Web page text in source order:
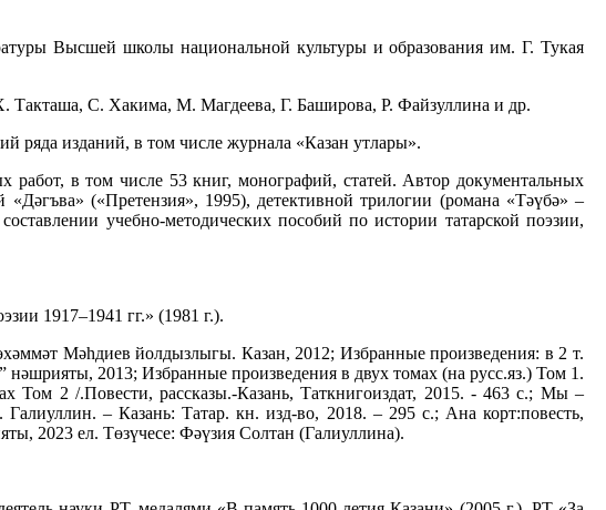
Высшей школы национальной культуры и образования им. Г. Тукая
Такташа, С. Хакима, М. Магдеева, Г. Баширова, Р. Файзуллина и др.
ряда изданий, в том числе журнала «Казан утлары».
работ, в том числе 53 книг, монографий, статей. Автор документальных
(«Претензия», 1995), детективной трилогии (романа «Тәүбә» –
учебно-методических пособий по истории татарской поэзии,
1917–1941 гг.» (1981 г.).
Мәһдиев йолдызлыгы. Казан, 2012; Избранные произведения: в 2 т.
2013; Избранные произведения в двух томах (на русс.яз.) Том 1.
Том 2 /.Повести, рассказы.-Казань, Таткнигоиздат, 2015. - 463 с.; Мы –
– Казань: Татар. кн. изд-во, 2018. – 295 с.; Ана корт:повесть,
2023 ел. Төзүчесе: Фәүзия Солтан (Галиуллина).